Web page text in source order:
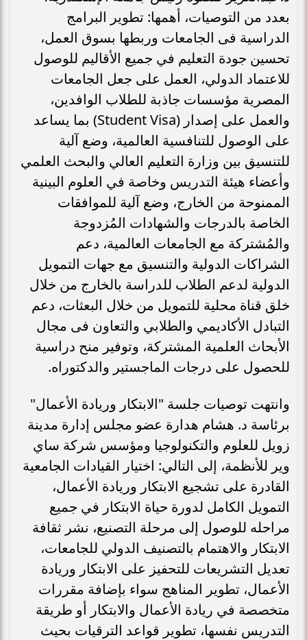
بعدد من التوصيات، أهمها: تطوير البرامج
الدراسية فى الجامعات وربطها بسوق العمل،
تحسين جودة التعليم في جميع الأقاليم للوصول
للاعتماد الدولي، العمل على جعل الجامعات
المصرية مؤسسات جاذبة للطلاب الوافدين،
والعمل على إصدار (Student Visa) بما يساعد
على الوصول للتنافسية العالمية، وضع آلية
للتنسيق بين وزارة التعليم العالي والبحث العلمي
وأعضاء هيئة التدريس وخاصة في العلوم البينية
الممنوحة من الخارج، وضع آلية للموافقات
الخاصة بالدرجات والشهادات المُزدوجة
والمُشتركة مع الجامعات العالمية، دعم
الشراكات الدولية والتنسيق مع جهات التمويل
الدولية لدعم الطلاب للدراسة بالخارج من خلال
خلق قناة محلية للتمويل من خلال البعثات، دعم
التبادل الأكاديمي والطلابي والتعاون فى مجال
الأبحاث العلمية المشتركة، وتوفير منح دراسية
للحصول على درجات الماجستير والدكتوراه.
وانتهت توصيات جلسة "الابتكار وريادة الأعمال"
برئاسة د. هشام هدارة عضو مجلس إدارة مدينة
زويل للعلوم والتكنولوجيا ومؤسس شركة ساي
وير للأنظمة، إلى التالي: اختيار القيادات الجامعية
القادرة على تشجيع الابتكار وريادة الأعمال،
التمويل الكامل لدورة حياة الابتكار في جميع
مراحله للوصول إلى مرحلة التصنيع، نشر ثقافة
الابتكار والاهتمام بالتصنيف الدولي للجامعات،
تعديل التشريعات للتحفيز على الابتكار وريادة
الأعمال، تطوير المناهج سواء بإضافة مقررات
متخصصة في ريادة الأعمال والابتكار أو طريقة
التدريس نفسها، تطوير قواعد الترقيات بحيث